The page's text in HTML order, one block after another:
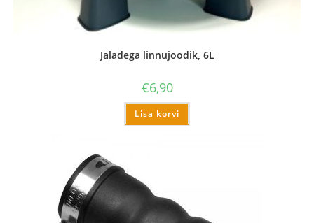
Jaladega linnujoodik, 6L
€6,90
Lisa korvi